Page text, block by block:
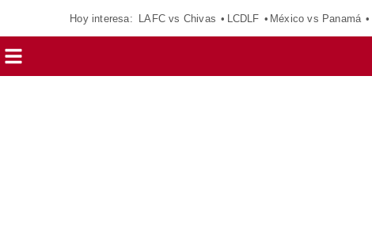
Hoy interesa: LAFC vs Chivas LCDLF México vs Panamá